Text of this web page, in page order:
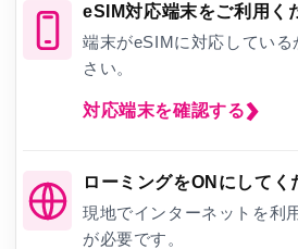
eSIM対応端末をご利用く
端末がeSIMに対応してい
さい。
対応端末を確認する
ローミングをONにしてく
現地でインターネットを利
が必要です。